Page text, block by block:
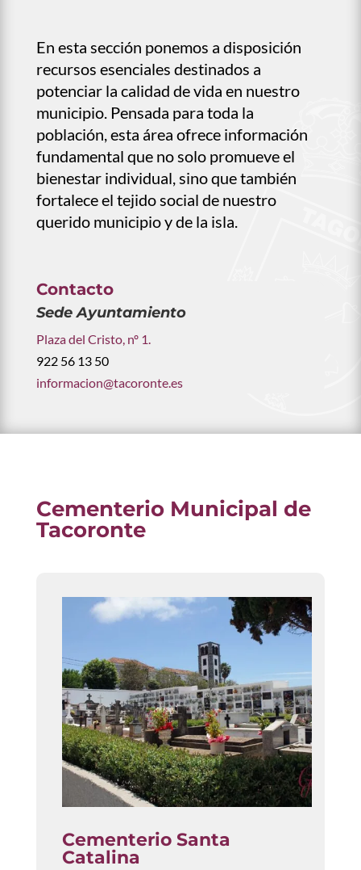
En esta sección ponemos a disposición
recursos esenciales destinados a
potenciar la calidad de vida en nuestro
municipio. Pensada para toda la
población, esta área ofrece información
fundamental que no solo promueve el
bienestar individual, sino que también
fortalece el tejido social de nuestro
querido municipio y de la isla.
Contacto
Sede Ayuntamiento
Plaza del Cristo, nº 1.
922 56 13 50
informacion@tacoronte.es
Cementerio Municipal de
Tacoronte
Cementerio Santa
Catalina